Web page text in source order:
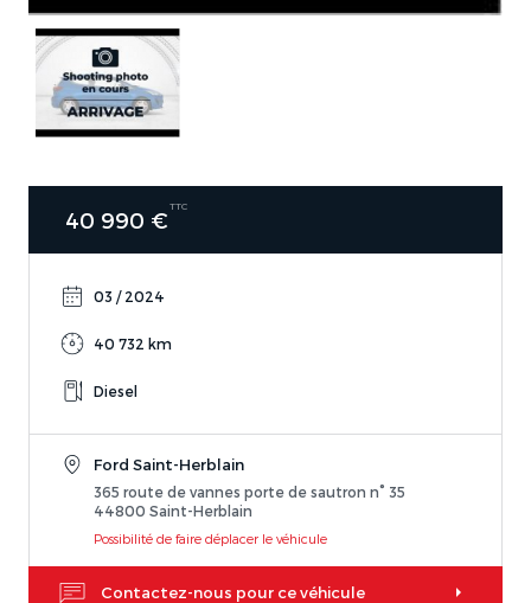
40 990 €
TTC
03 / 2024
40 732 km
Diesel
Ford Saint-Herblain
365 route de vannes porte de sautron n° 35
44800 Saint-Herblain
Possibilité de faire déplacer le véhicule
Contactez-nous pour ce véhicule